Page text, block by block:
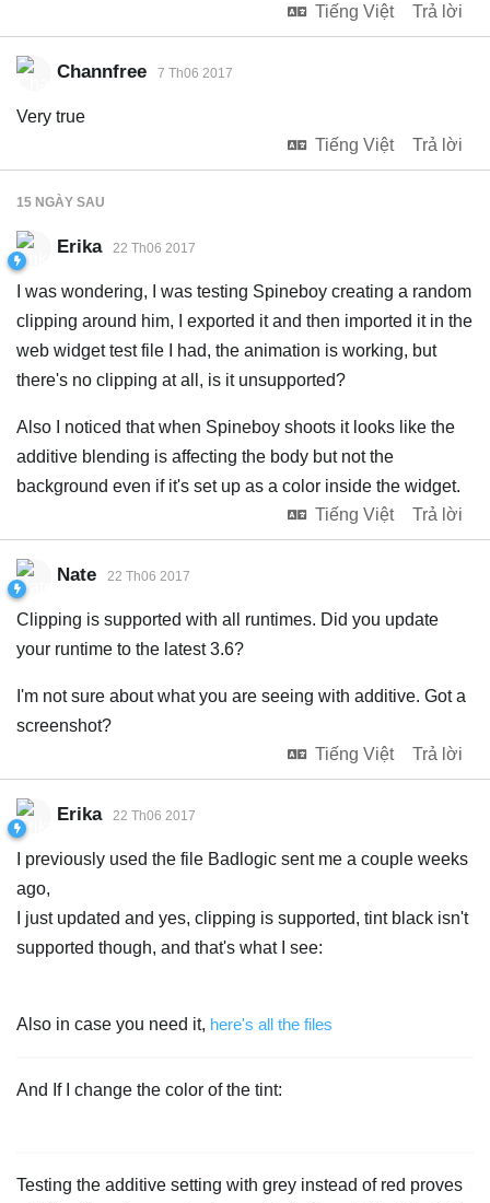
Tiếng Việt
Trả lời
Channfree 7 Th06 2017
Very true
Tiếng Việt
Trả lời
15 NGÀY SAU
Erika 22 Th06 2017
I was wondering, I was testing Spineboy creating a random
clipping around him, I exported it and then imported it in the
web widget test file I had, the animation is working, but
there's no clipping at all, is it unsupported?
Also I noticed that when Spineboy shoots it looks like the
additive blending is affecting the body but not the
background even if it's set up as a color inside the widget.
Tiếng Việt
Trả lời
Nate 22 Th06 2017
Clipping is supported with all runtimes. Did you update
your runtime to the latest 3.6?
I'm not sure about what you are seeing with additive. Got a
screenshot?
Tiếng Việt
Trả lời
Erika 22 Th06 2017
I previously used the file Badlogic sent me a couple weeks
ago,
I just updated and yes, clipping is supported, tint black isn't
supported though, and that's what I see:
Also in case you need it, here's all the files
And If I change the color of the tint:
Testing the additive setting with grey instead of red proves